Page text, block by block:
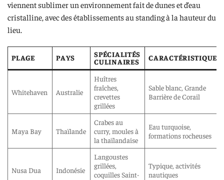
viennent sublimer un environnement fait de dunes et d’eau
cristalline, avec des établissements au standing à la hauteur du
lieu.
PLAGE PAYS
SPÉCIALITÉS
CULINAIRES
CARACTÉRISTIQUES
Whitehaven Australie
Huîtres
fraîches,
crevettes
grillées
Sable blanc, Grande
Barrière de Corail
Maya Bay Thaïlande
Crabes au
curry, moules à
la thaïlandaise
Eau turquoise,
formations rocheuses
Nusa Dua Indonésie
Langoustes
grillées,
coquilles Saint-
Typique, activités
nautiques